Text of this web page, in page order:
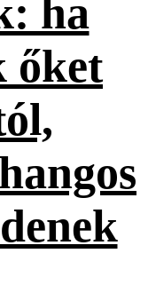
ha
őket